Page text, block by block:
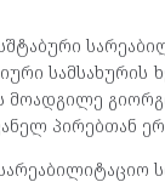
სამსახურის
მოადგილე
პირებთან